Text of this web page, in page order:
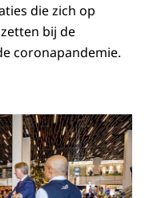
die zich op
bij de
coronapandemie.